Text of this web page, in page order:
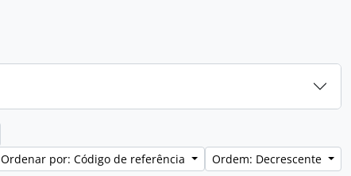
Ordenar por: Código de referência
Ordem: Decrescente